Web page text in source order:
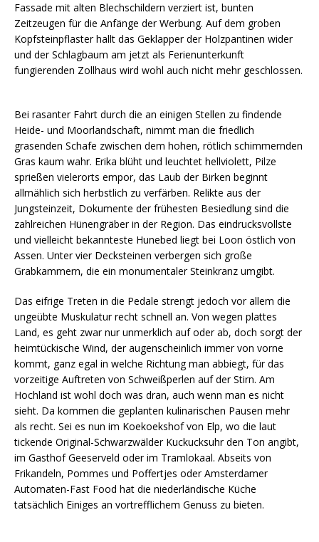
Fassade mit alten Blechschildern verziert ist, bunten
Zeitzeugen für die Anfänge der Werbung. Auf dem groben
Kopfsteinpflaster hallt das Geklapper der Holzpantinen wider
und der Schlagbaum am jetzt als Ferienunterkunft
fungierenden Zollhaus wird wohl auch nicht mehr geschlossen.
Bei rasanter Fahrt durch die an einigen Stellen zu findende
Heide- und Moorlandschaft, nimmt man die friedlich
grasenden Schafe zwischen dem hohen, rötlich schimmernden
Gras kaum wahr. Erika blüht und leuchtet hellviolett, Pilze
sprießen vielerorts empor, das Laub der Birken beginnt
allmählich sich herbstlich zu verfärben. Relikte aus der
Jungsteinzeit, Dokumente der frühesten Besiedlung sind die
zahlreichen Hünengräber in der Region. Das eindrucksvollste
und vielleicht bekannteste Hunebed liegt bei Loon östlich von
Assen. Unter vier Decksteinen verbergen sich große
Grabkammern, die ein monumentaler Steinkranz umgibt.
Das eifrige Treten in die Pedale strengt jedoch vor allem die
ungeübte Muskulatur recht schnell an. Von wegen plattes
Land, es geht zwar nur unmerklich auf oder ab, doch sorgt der
heimtückische Wind, der augenscheinlich immer von vorne
kommt, ganz egal in welche Richtung man abbiegt, für das
vorzeitige Auftreten von Schweißperlen auf der Stirn. Am
Hochland ist wohl doch was dran, auch wenn man es nicht
sieht. Da kommen die geplanten kulinarischen Pausen mehr
als recht. Sei es nun im Koekoekshof von Elp, wo die laut
tickende Original-Schwarzwälder Kuckucksuhr den Ton angibt,
im Gasthof Geeserveld oder im Tramlokaal. Abseits von
Frikandeln, Pommes und Poffertjes oder Amsterdamer
Automaten-Fast Food hat die niederländische Küche
tatsächlich Einiges an vortrefflichem Genuss zu bieten.